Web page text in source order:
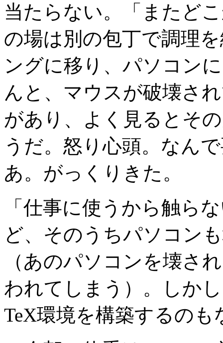
当たらない。「またど
の場は別の包丁で調理
ングに移り、パソコン
んと、マウスが破壊さ
があり、よく見るとそ
うだ。怒り心頭。なん
あ。がっくりきた。
「仕事に使うから触ら
ど、そのうちパソコン
（あのパソコンを壊さ
われてしまう）。しか
TeX環境を構築するのも